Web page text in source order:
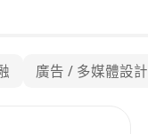
廣告 / 多媒體設計